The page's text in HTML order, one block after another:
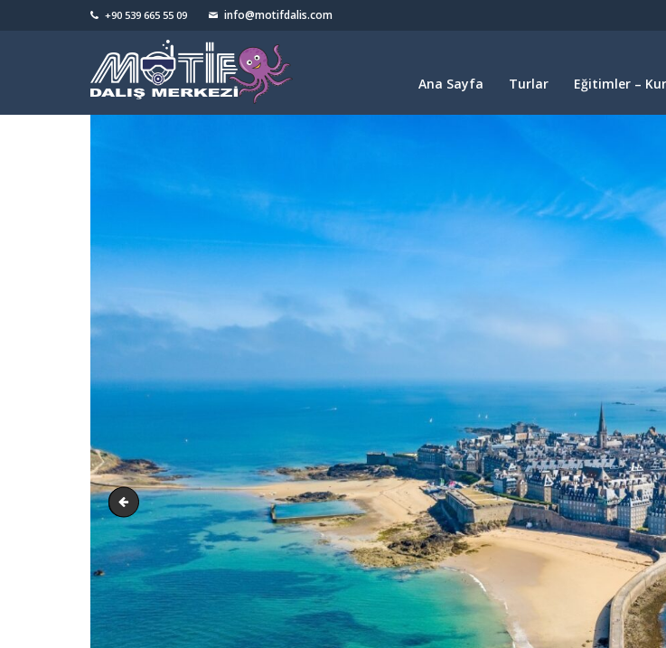
+90 539 665 55 09 info@motifdalis.com
Ana Sayfa Turlar Eğitimler –
ANA SAYFA
TURLAR
bandeau-article-blog-_35_-1744098690